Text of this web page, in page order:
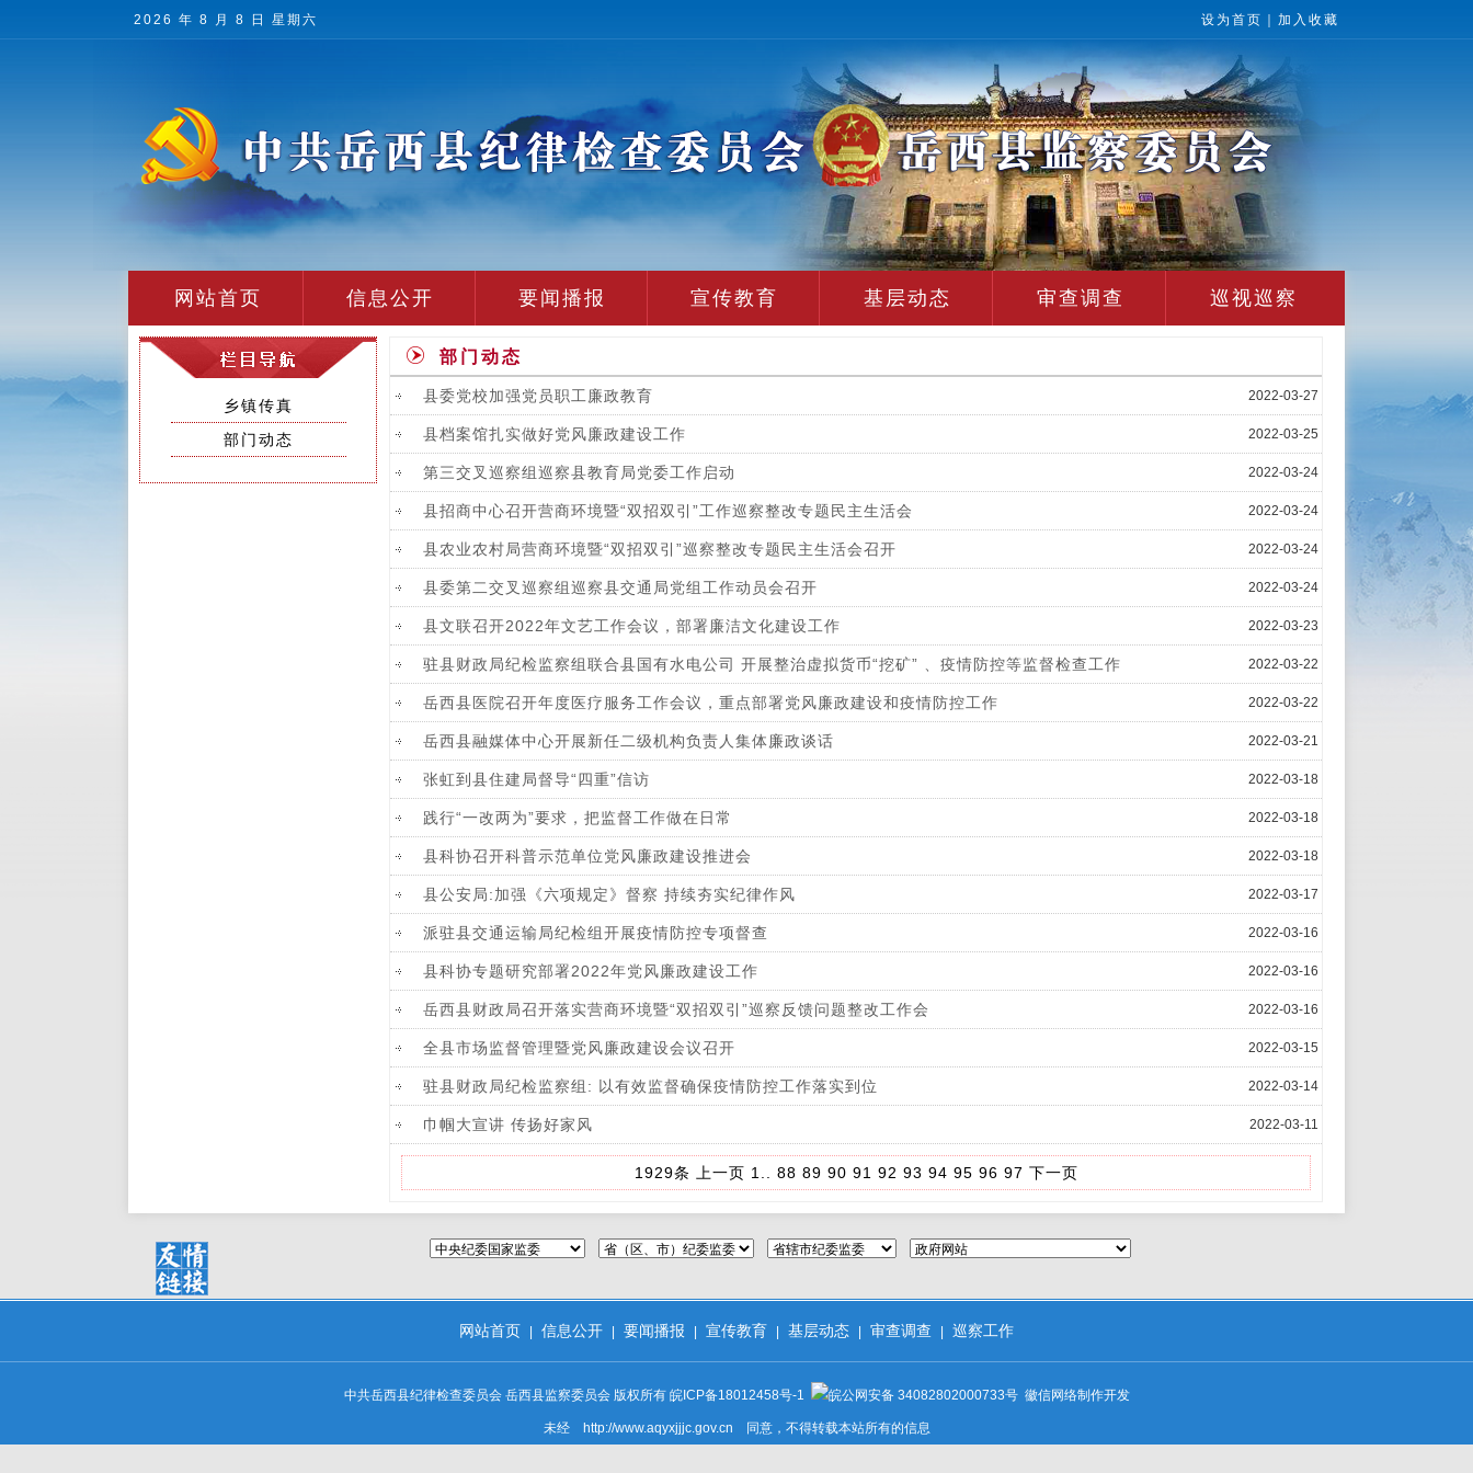
2026 年 8 月 8 日 星期六 设为首页 加入收藏
网站首页 信息公开 要闻播报 宣传教育 基层动态 审查调查 巡视巡察
乡镇传真
部门动态
部门动态
县委党校加强党员职工廉政教育 2022-03-27
县档案馆扎实做好党风廉政建设工作 2022-03-25
第三交叉巡察组巡察县教育局党委工作启动 2022-03-24
县招商中心召开营商环境暨“双招双引”工作巡察整改专题民主生活会 2022-03-24
县农业农村局营商环境暨“双招双引”巡察整改专题民主生活会召开 2022-03-24
县委第二交叉巡察组巡察县交通局党组工作动员会召开 2022-03-24
县文联召开2022年文艺工作会议，部署廉洁文化建设工作 2022-03-23
驻县财政局纪检监察组联合县国有水电公司 开展整治虚拟货币“挖矿” 、疫情防控等监督检查工作 2022-03-22
岳西县医院召开年度医疗服务工作会议，重点部署党风廉政建设和疫情防控工作 2022-03-22
岳西县融媒体中心开展新任二级机构负责人集体廉政谈话 2022-03-21
张虹到县住建局督导“四重”信访 2022-03-18
践行“一改两为”要求，把监督工作做在日常 2022-03-18
县科协召开科普示范单位党风廉政建设推进会 2022-03-18
县公安局:加强《六项规定》督察 持续夯实纪律作风 2022-03-17
派驻县交通运输局纪检组开展疫情防控专项督查 2022-03-16
县科协专题研究部署2022年党风廉政建设工作 2022-03-16
岳西县财政局召开落实营商环境暨“双招双引”巡察反馈问题整改工作会 2022-03-16
全县市场监督管理暨党风廉政建设会议召开 2022-03-15
驻县财政局纪检监察组: 以有效监督确保疫情防控工作落实到位 2022-03-14
巾帼大宣讲 传扬好家风 2022-03-11
1929条 上一页 1 88 89 90 91 92 93 94 95 96 97 下一页
网站首页 信息公开 要闻播报 宣传教育 基层动态 审查调查 巡察工作
中共岳西县纪律检查委员会 岳西县监察委员会 版权所有 皖ICP备18012458号-1 皖公网安备 34082802000733号 徽信网络制作开发
未经 http://www.aqyxjjjc.gov.cn 同意，不得转载本站所有的信息